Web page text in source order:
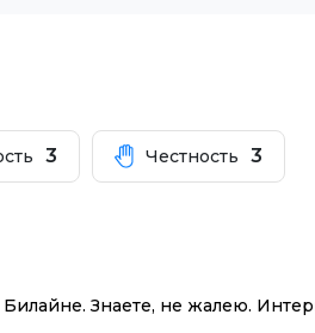
3 Честность 3
Знаете, не жалею.